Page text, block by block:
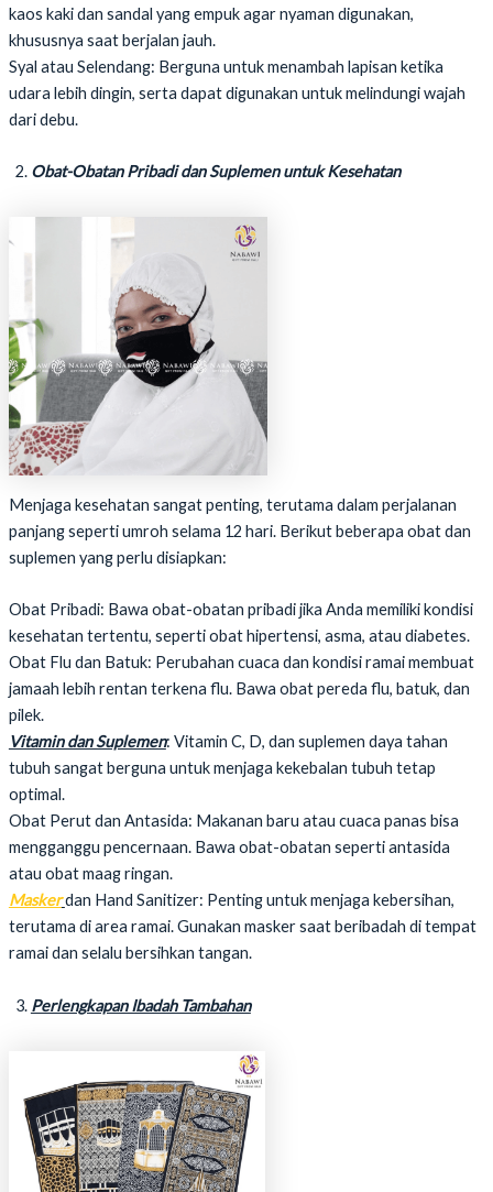
kaos kaki dan sandal yang empuk agar nyaman digunakan,
khususnya saat berjalan jauh.
Syal atau Selendang: Berguna untuk menambah lapisan ketika
udara lebih dingin, serta dapat digunakan untuk melindungi wajah
dari debu.
Obat-Obatan Pribadi dan Suplemen untuk Kesehatan
Menjaga kesehatan sangat penting, terutama dalam perjalanan
panjang seperti umroh selama 12 hari. Berikut beberapa obat dan
suplemen yang perlu disiapkan:
Obat Pribadi: Bawa obat-obatan pribadi jika Anda memiliki kondisi
kesehatan tertentu, seperti obat hipertensi, asma, atau diabetes.
Obat Flu dan Batuk: Perubahan cuaca dan kondisi ramai membuat
jamaah lebih rentan terkena flu. Bawa obat pereda flu, batuk, dan
pilek.
Vitamin dan Suplemen: Vitamin C, D, dan suplemen daya tahan
tubuh sangat berguna untuk menjaga kekebalan tubuh tetap
optimal.
Obat Perut dan Antasida: Makanan baru atau cuaca panas bisa
mengganggu pencernaan. Bawa obat-obatan seperti antasida
atau obat maag ringan.
Maskerdan Hand Sanitizer: Penting untuk menjaga kebersihan,
terutama di area ramai. Gunakan masker saat beribadah di tempat
ramai dan selalu bersihkan tangan.
Perlengkapan Ibadah Tambahan